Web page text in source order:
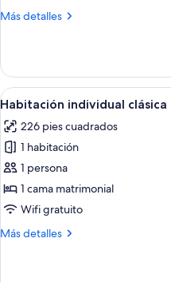
Terrace
Más detalles
Más
Suite
with
Terrace
Abrir
todas
las
fotos
de
Habitación
individual
7
Habitación individual clásica
226 pies cuadrados
1 habitación
1 persona
1 cama matrimonial
Wifi gratuito
Más detalles
Más